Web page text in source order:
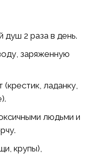
душ 2 раза в день.
заряженную
ладанку,
людьми и
крупы),